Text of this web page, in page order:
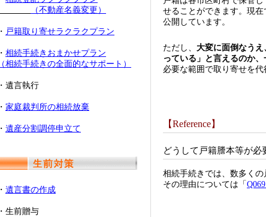
せることができます。現
公開しています。
ただし、 大変に面倒なう
っている」と言えるのか
必要な範囲で取り寄せを代
【Reference】
どうして戸籍謄本等が必
相続手続きでは、数多く
その理由については「
（不動産名義変更）
・ 戸籍取り寄せラクラクプラン
・ 相続手続きおまかせプラン
（相続手続きの全面的なサポート）
・遺言執行
・ 家庭裁判所の相続放棄
・ 遺産分割調停申立て
・ 遺言書の作成
・生前贈与